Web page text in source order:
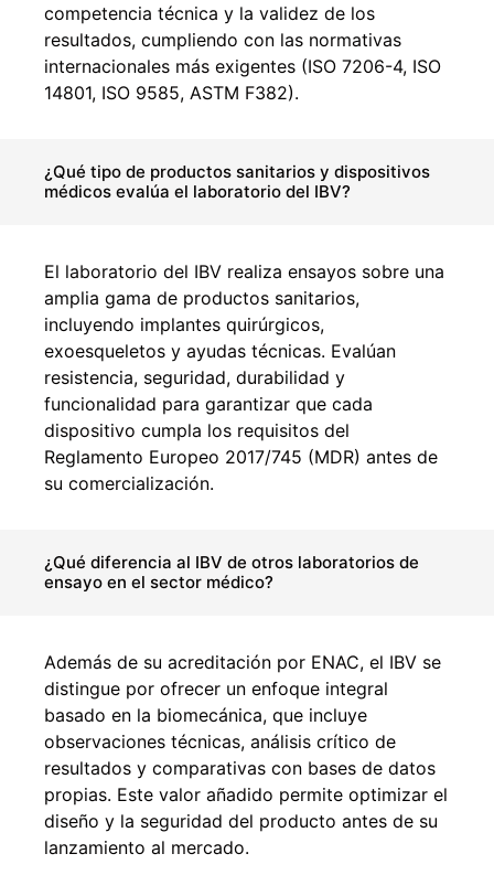
competencia técnica y la validez de los
resultados, cumpliendo con las normativas
internacionales más exigentes (ISO 7206-4, ISO
14801, ISO 9585, ASTM F382).
¿Qué tipo de productos sanitarios y dispositivos
médicos evalúa el laboratorio del IBV?
El laboratorio del IBV realiza ensayos sobre una
amplia gama de productos sanitarios,
incluyendo implantes quirúrgicos,
exoesqueletos y ayudas técnicas. Evalúan
resistencia, seguridad, durabilidad y
funcionalidad para garantizar que cada
dispositivo cumpla los requisitos del
Reglamento Europeo 2017/745 (MDR) antes de
su comercialización.
¿Qué diferencia al IBV de otros laboratorios de
ensayo en el sector médico?
Además de su acreditación por ENAC, el IBV se
distingue por ofrecer un enfoque integral
basado en la biomecánica, que incluye
observaciones técnicas, análisis crítico de
resultados y comparativas con bases de datos
propias. Este valor añadido permite optimizar el
diseño y la seguridad del producto antes de su
lanzamiento al mercado.